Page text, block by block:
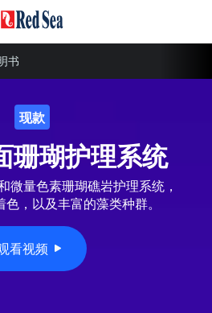
书
现款
珊瑚护理系统
微量色素珊瑚礁岩护理系统，
，以及丰富的藻类种群。
看视频